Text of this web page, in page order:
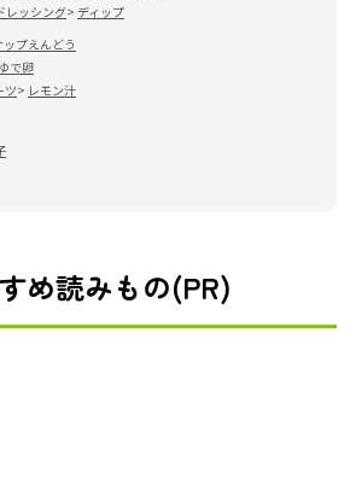
レッシング ディップ
ップえんどう
ゆで卵
ツ
レモン汁
め読みもの(PR)